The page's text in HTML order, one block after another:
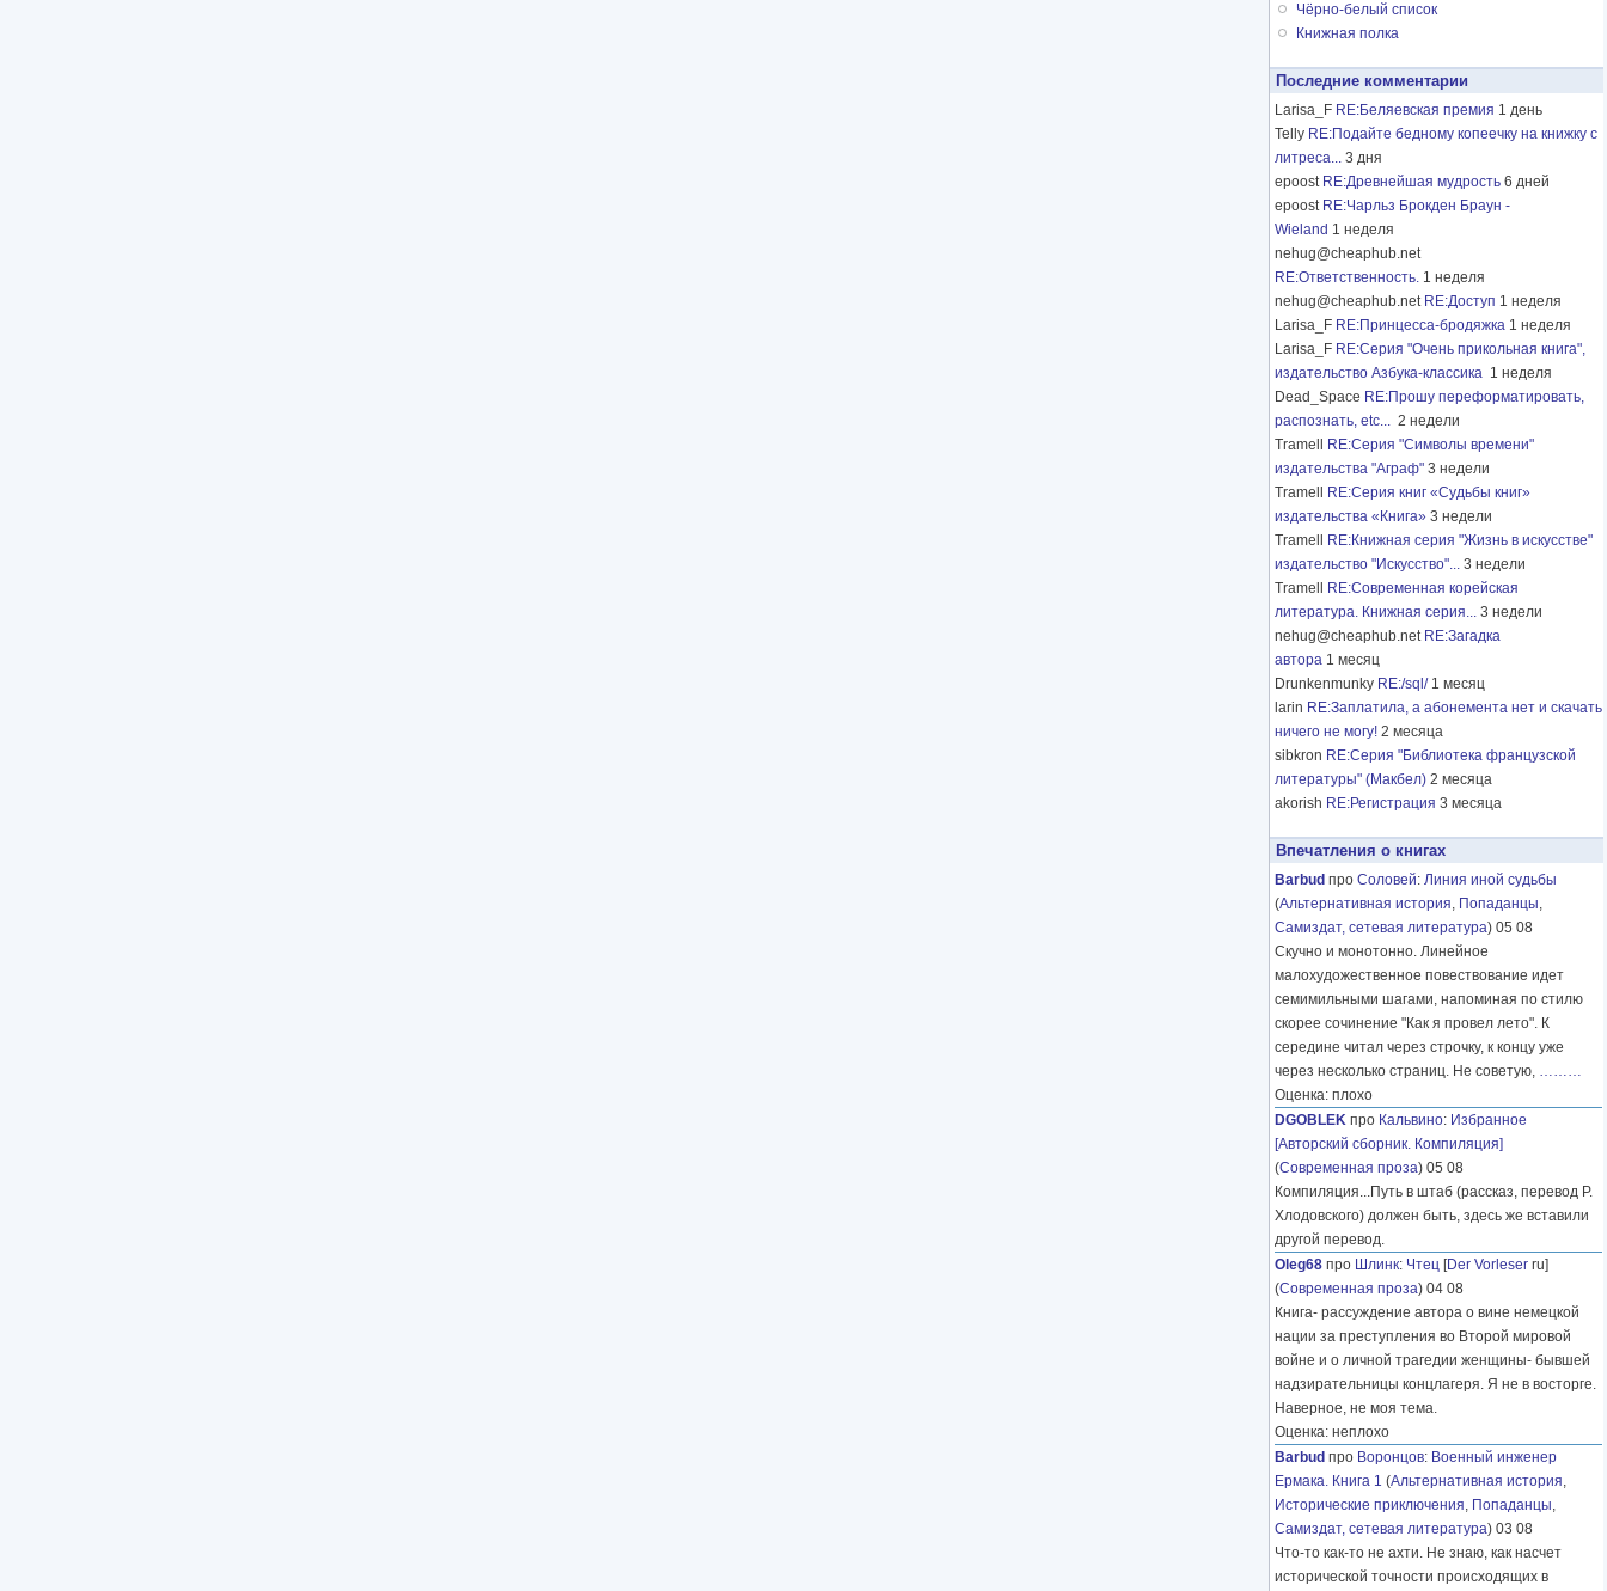
Чёрно-белый список
Книжная полка
Последние комментарии
Larisa_F RE:Беляевская премия 1 день
Telly RE:Подайте бедному копеечку на книжку с
литреса... 3 дня
epoost RE:Древнейшая мудрость 6 дней
epoost RE:Чарльз Брокден Браун -
Wieland 1 неделя
nehug@cheaphub.net
RE:Ответственность. 1 неделя
nehug@cheaphub.net RE:Доступ 1 неделя
Larisa_F RE:Принцесса-бродяжка 1 неделя
Larisa_F RE:Серия "Очень прикольная книга",
издательство Азбука-классика 1 неделя
Dead_Space RE:Прошу переформатировать,
распознать, etc... 2 недели
Tramell
RE:Серия "Символы времени"
издательства "Аграф" 3 недели
Tramell
RE:Серия книг «Судьбы книг»
издательства «Книга» 3 недели
Tramell
RE:Книжная серия "Жизнь в искусстве"
издательство "Искусство"... 3 недели
Tramell
RE:Современная корейская
литература. Книжная серия... 3 недели
nehug@cheaphub.net RE:Загадка
автора 1 месяц
Drunkenmunky RE:/sql/ 1 месяц
larin RE:Заплатила, а абонемента нет и скачать
ничего не могу! 2 месяца
sibkron RE:Серия "Библиотека французской
литературы" (Макбел) 2 месяца
akorish RE:Регистрация 3 месяца
Впечатления о книгах
Barbud про Соловей: Линия иной судьбы
(Альтернативная история, Попаданцы,
Самиздат, сетевая литература) 05 08
Скучно и монотонно. Линейное
малохудожественное повествование идет
семимильными шагами, напоминая по стилю
скорее сочинение "Как я провел лето". К
середине читал через строчку, к концу уже
через несколько страниц. Не советую, ………
Оценка: плохо
DGOBLEK про Кальвино: Избранное
[Авторский сборник. Компиляция]
(Современная проза) 05 08
Компиляция...Путь в штаб (рассказ, перевод Р.
Хлодовского) должен быть, здесь же вставили
другой перевод.
Oleg68 про Шлинк: Чтец [Der Vorleser ru]
(Современная проза) 04 08
Книга- рассуждение автора о вине немецкой
нации за преступления во Второй мировой
войне и о личной трагедии женщины- бывшей
надзирательницы концлагеря. Я не в восторге.
Наверное, не моя тема.
Оценка: неплохо
Barbud про Воронцов: Военный инженер
Ермака. Книга 1 (Альтернативная история,
Исторические приключения, Попаданцы,
Самиздат, сетевая литература) 03 08
Что-то как-то не ахти. Не знаю, как насчет
исторической точности происходящих в